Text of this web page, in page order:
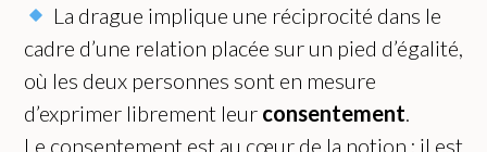
La drague implique une réciprocité dans le
cadre d’une relation placée sur un pied d’égalité,
où les deux personnes sont en mesure
d’exprimer librement leur consentement
Le consentement est au cœur de la notion ; il est